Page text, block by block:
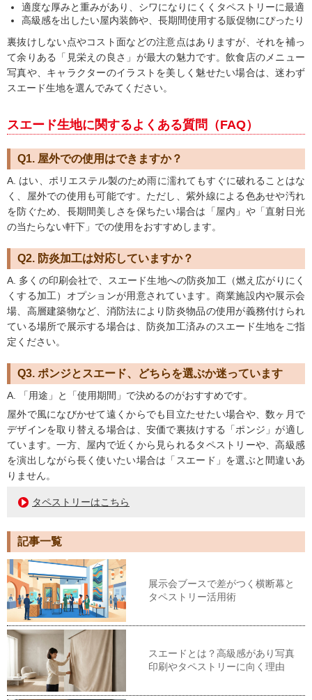
適度な厚みと重みがあり、シワになりにくくタペストリーに最適
高級感を出したい屋内装飾や、長期間使用する販促物にぴったり
裏抜けしない点やコスト面などの注意点はありますが、それを補っ
て余りある「見栄えの良さ」が最大の魅力です。飲食店のメニュー
写真や、キャラクターのイラストを美しく魅せたい場合は、迷わず
スエード生地を選んでみてください。
スエード生地に関するよくある質問（FAQ）
Q1. 屋外での使用はできますか？
A. はい、ポリエステル製のため雨に濡れてもすぐに破れることはな
く、屋外での使用も可能です。ただし、紫外線による色あせや汚れ
を防ぐため、長期間美しさを保ちたい場合は「屋内」や「直射日光
の当たらない軒下」での使用をおすすめします。
Q2. 防炎加工は対応していますか？
A. 多くの印刷会社で、スエード生地への防炎加工（燃え広がりにく
くする加工）オプションが用意されています。商業施設内や展示会
場、高層建築物など、消防法により防炎物品の使用が義務付けられ
ている場所で展示する場合は、防炎加工済みのスエード生地をご指
定ください。
Q3. ポンジとスエード、どちらを選ぶか迷っています
A. 「用途」と「使用期間」で決めるのがおすすめです。
屋外で風になびかせて遠くからでも目立たせたい場合や、数ヶ月で
デザインを取り替える場合は、安価で裏抜けする「ポンジ」が適し
ています。一方、屋内で近くから見られるタペストリーや、高級感
を演出しながら長く使いたい場合は「スエード」を選ぶと間違いあ
りません。
タペストリーはこちら
記事一覧
展示会ブースで差がつく横断幕と
タペストリー活用術
スエードとは？高級感があり写真
印刷やタペストリーに向く理由